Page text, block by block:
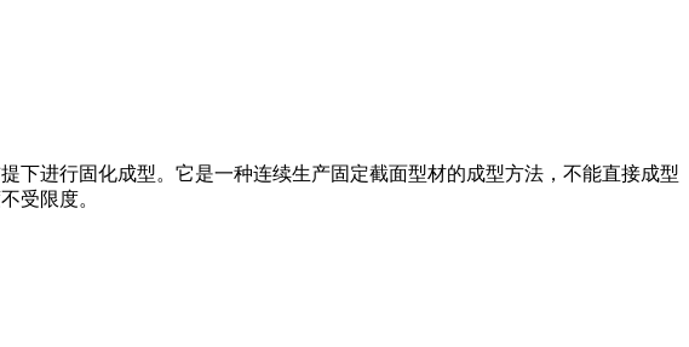
进行固化成型。它是一种连续生产固定截面型材的成型方法，不能直接成型
受限度。